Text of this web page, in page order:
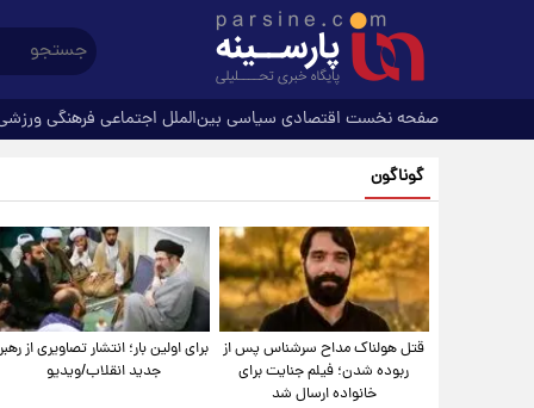
صفحه نخست اقتصادی سیاسی بین‌الملل اجتماعی فرهنگی
گوناگون
قتل هولناک مداح سرشناس پس از
ربوده شدن؛ فیلم جنایت برای
خانواده ارسال شد
برای اولین بار؛ انتشار تصاویری از رهبر
جدید انقلاب/ویدیو